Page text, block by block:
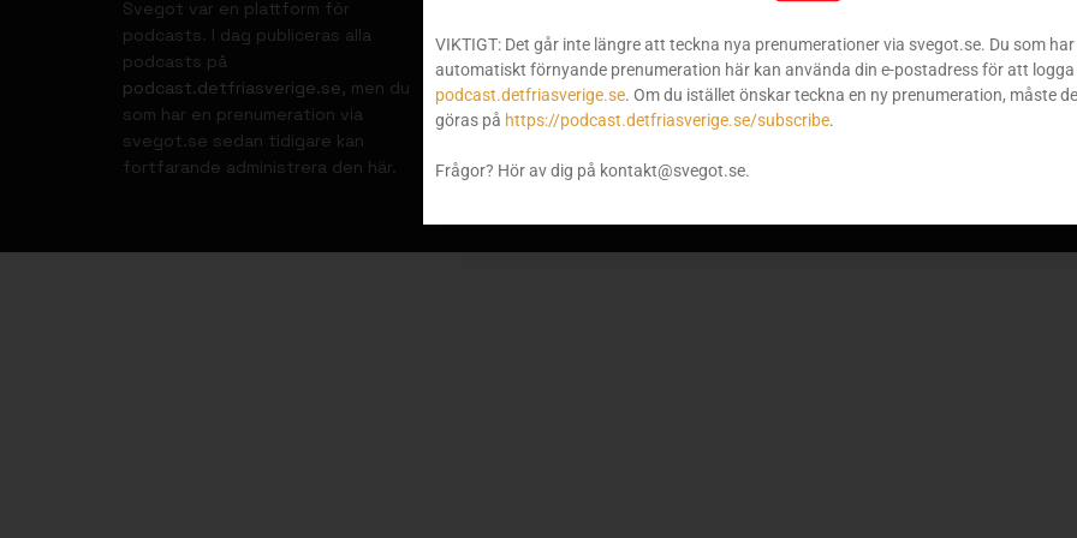
Svegot var en plattform för
podcasts. I dag publiceras alla
podcasts på
podcast.detfriasverige.se, men du
som har en prenumeration via
svegot.se sedan tidigare kan
fortfarande administrera den här.
VIKTIGT: Det går inte längre att teckna nya prenumerationer via svegot.se. Du som har
automatiskt förnyande prenumeration här kan använda din e-postadress för att logga
podcast.detfriasverige.se. Om du istället önskar teckna en ny prenumeration, måste
göras på https://podcast.detfriasverige.se/subscribe.
Frågor? Hör av dig på kontakt@svegot.se.